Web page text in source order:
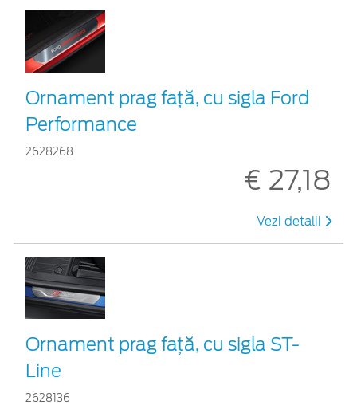
Ornament prag faţă, cu sigla Ford
Performance
2628268
€ 27,18
Vezi detalii
Ornament prag faţă, cu sigla ST-
Line
2628136